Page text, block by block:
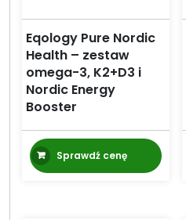
Eqology Pure Nordic
Health – zestaw
omega-3, K2+D3 i
Nordic Energy
Booster
Sprawdź cenę